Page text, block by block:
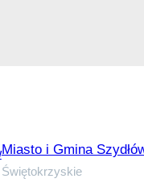
Miasto i Gmina
Świętokrzyskie